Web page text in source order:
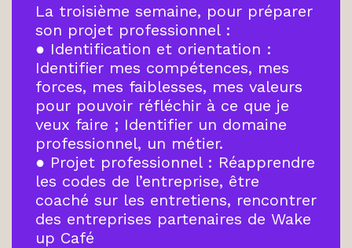
La troisième semaine, pour préparer
son projet professionnel :
● Identification et orientation :
Identifier mes compétences, mes
forces, mes faiblesses, mes valeurs
pour pouvoir réfléchir à ce que je
veux faire ; Identifier un domaine
professionnel, un métier.
● Projet professionnel : Réapprendre
les codes de l’entreprise, être
coaché sur les entretiens, rencontrer
des entreprises partenaires de Wake
up Café